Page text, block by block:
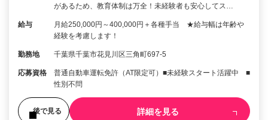
があるため、教育体制は万全！未経験者も安心してス…
給与
月給250,000円～400,000円＋各種手当 ★給与幅は年齢や
経験を考慮します！
勤務地 千葉県千葉市花見川区三角町697-5
応募資格
普通自動車運転免許（AT限定可）■未経験スタート活躍中 ■
性別不問
後で見る 詳細を見る